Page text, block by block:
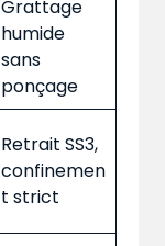
Grattage
humide
sans
ponçage
Retrait SS3,
confinemen
t strict